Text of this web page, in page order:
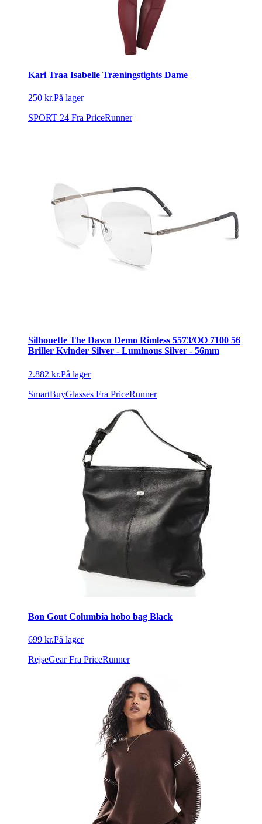
Kari Traa Isabelle Træningstights Dame
250 kr.På lager
SPORT 24 Fra PriceRunner
Silhouette The Dawn Demo Rimless 5573/OO 7100 56
Briller Kvinder Silver - Luminous Silver - 56mm
2.882 kr.På lager
SmartBuyGlasses Fra PriceRunner
Bon Gout Columbia hobo bag Black
699 kr.På lager
RejseGear Fra PriceRunner